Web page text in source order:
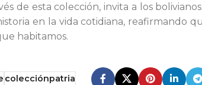
de esta colección, invita a los
en la vida cotidiana, reafirmando
habitamos.
colecciónpatria